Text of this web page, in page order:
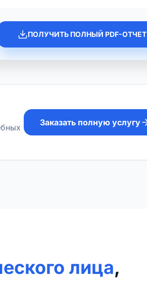
ПОЛУЧИТЬ ПОЛНЫЙ PDF-ОТЧЕТ
Заказать полную услугу
лица,